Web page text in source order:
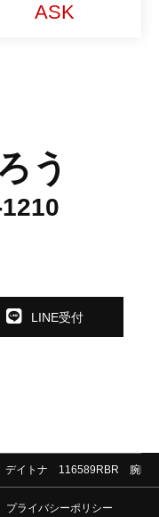
ASK
う
LINE受付
デイトナ 116589RBR 腕時
プライバシーポリシー